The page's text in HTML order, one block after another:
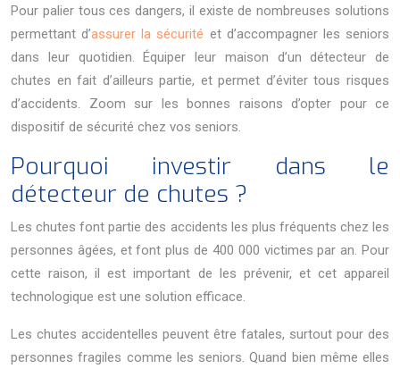
Pour palier tous ces dangers, il existe de nombreuses solutions
permettant d’assurer la sécurité et d’accompagner les seniors
dans leur quotidien. Équiper leur maison d’un détecteur de
chutes en fait d’ailleurs partie, et permet d’éviter tous risques
d’accidents. Zoom sur les bonnes raisons d’opter pour ce
dispositif de sécurité chez vos seniors.
Pourquoi investir dans le
détecteur de chutes ?
Les chutes font partie des accidents les plus fréquents chez les
personnes âgées, et font plus de 400 000 victimes par an. Pour
cette raison, il est important de les prévenir, et cet appareil
technologique est une solution efficace.
Les chutes accidentelles peuvent être fatales, surtout pour des
personnes fragiles comme les seniors. Quand bien même elles